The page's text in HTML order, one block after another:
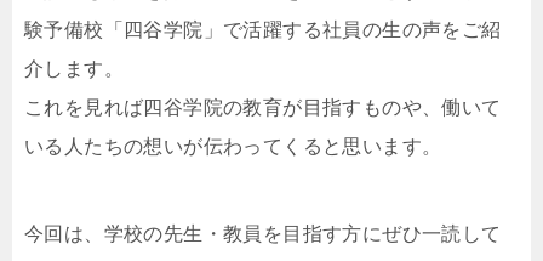
験予備校「四谷学院」で活躍する社員の生の声をご紹
介します。
これを見れば四谷学院の教育が目指すものや、働いて
いる人たちの想いが伝わってくると思います。
今回は、学校の先生・教員を目指す方にぜひ一読して